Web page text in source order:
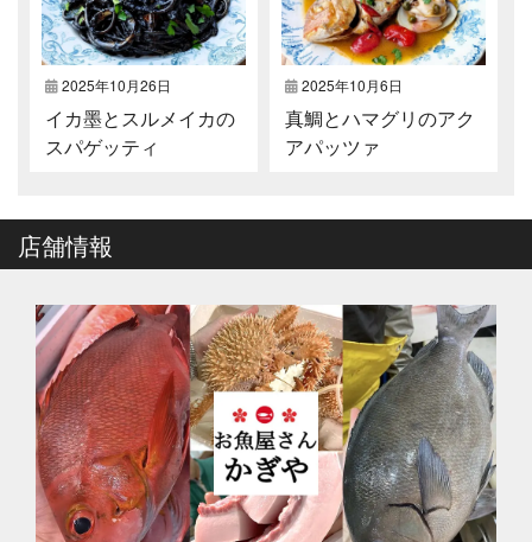
2025年10月26日
イカ墨とスルメイカの
スパゲッティ
2025年10月6日
真鯛とハマグリのアク
アパッツァ
店舗情報